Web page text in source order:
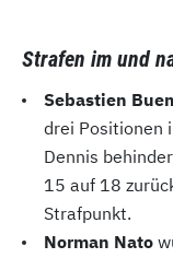
Strafen im und
Sebastien
drei Positionen
Dennis
15 auf 18
Strafpunkt.
Norman Nato